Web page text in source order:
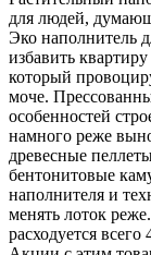
для людей,
Эко наполнитель
избавить
который
моче.
особенностей
намного реже
древесные
бентонитовые
наполнителя и
менять лоток
расходуется